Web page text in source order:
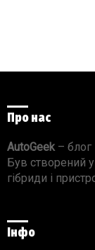
Про нас
AutoGeek– блог
Був створений
гібриди і
Інфо